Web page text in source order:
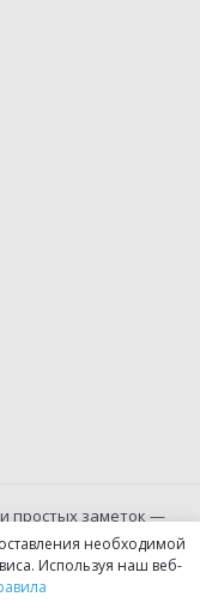
простых заметок —
браузера.необходимой
Используя наш веб-